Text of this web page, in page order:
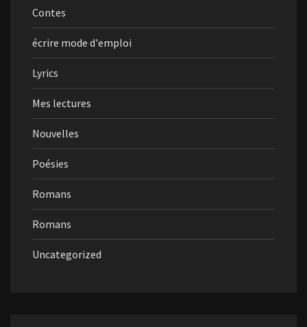
Contes
écrire mode d'emploi
Lyrics
Mes lectures
Nouvelles
Poésies
Romans
Romans
Uncategorized